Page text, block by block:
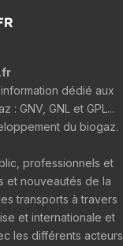
dédié aux
: GNV, GNL et GPL...
du biogaz.
professionnels et
et nouveautés de la
transports à travers
et internationale et
les différents acteurs